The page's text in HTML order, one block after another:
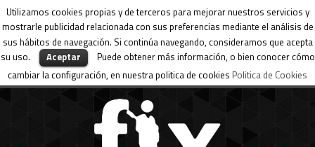
Utilizamos cookies propias y de terceros para mejorar nuestros servicios y
mostrarle publicidad relacionada con sus preferencias mediante el análisis de
sus hábitos de navegación. Si continúa navegando, consideramos que acepta
su uso.
Aceptar
Puede obtener más información, o bien conocer cómo
cambiar la configuración, en nuestra politica de cookies Politica de Cookies